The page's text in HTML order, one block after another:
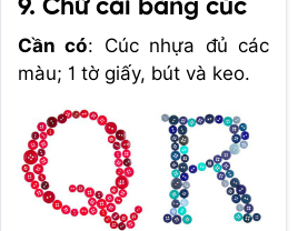
9. Chữ cái bằng cúc
Cần có: Cúc nhựa đủ các
màu; 1 tờ giấy, bút và keo.